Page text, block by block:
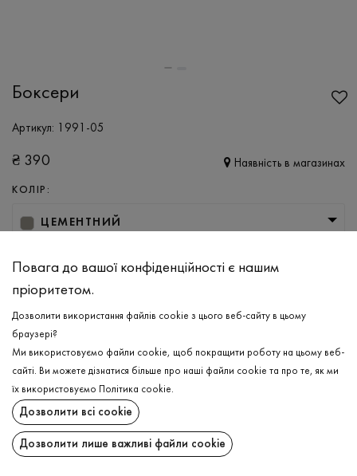
Боксери
Артикул: 1991-05
₴ 390 Наявність в магазинах
КОЛІР:
ЦЕМЕНТНИЙ
S
ОБЕРІТЬ РОЗМІР
Боксери
ДОДАТИ ДО КОШИКА
ОПИС
Повага до вашої конфіденційності є нашим
пріоритетом.
Дозволити використання файлів cookie з цього веб-сайту в цьому
браузері?
Ми використовуємо файли cookie, щоб покращити роботу на цьому веб-
сайті. Ви можете дізнатися більше про наші файли cookie та про те, як ми
їх використовуємо
Політика cookie.
Дозволити всі cookie
Дозволити лише важливі файли cookie